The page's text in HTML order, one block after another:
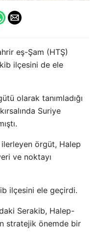
eş-Şam (HTŞ)
ilçesini de ele
olarak tanımladığı
Suriye
ilerleyen örgüt, Halep
ve noktayı
ilçesini ele geçirdi.
Serakib, Halep-
stratejik önemde bir